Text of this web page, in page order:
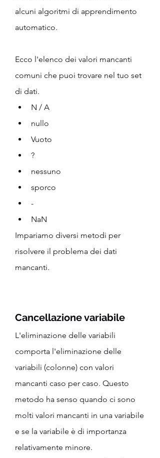
alcuni algoritmi di apprendimento
automatico.
Ecco l'elenco dei valori mancanti
comuni che puoi trovare nel tuo set
di dati.
N / A
nullo
Vuoto
?
nessuno
sporco
-
NaN
Impariamo diversi metodi per
risolvere il problema dei dati
mancanti.
Cancellazione variabile
L'eliminazione delle variabili
comporta l'eliminazione delle
variabili (colonne) con valori
mancanti caso per caso. Questo
metodo ha senso quando ci sono
molti valori mancanti in una variabile
e se la variabile è di importanza
relativamente minore.